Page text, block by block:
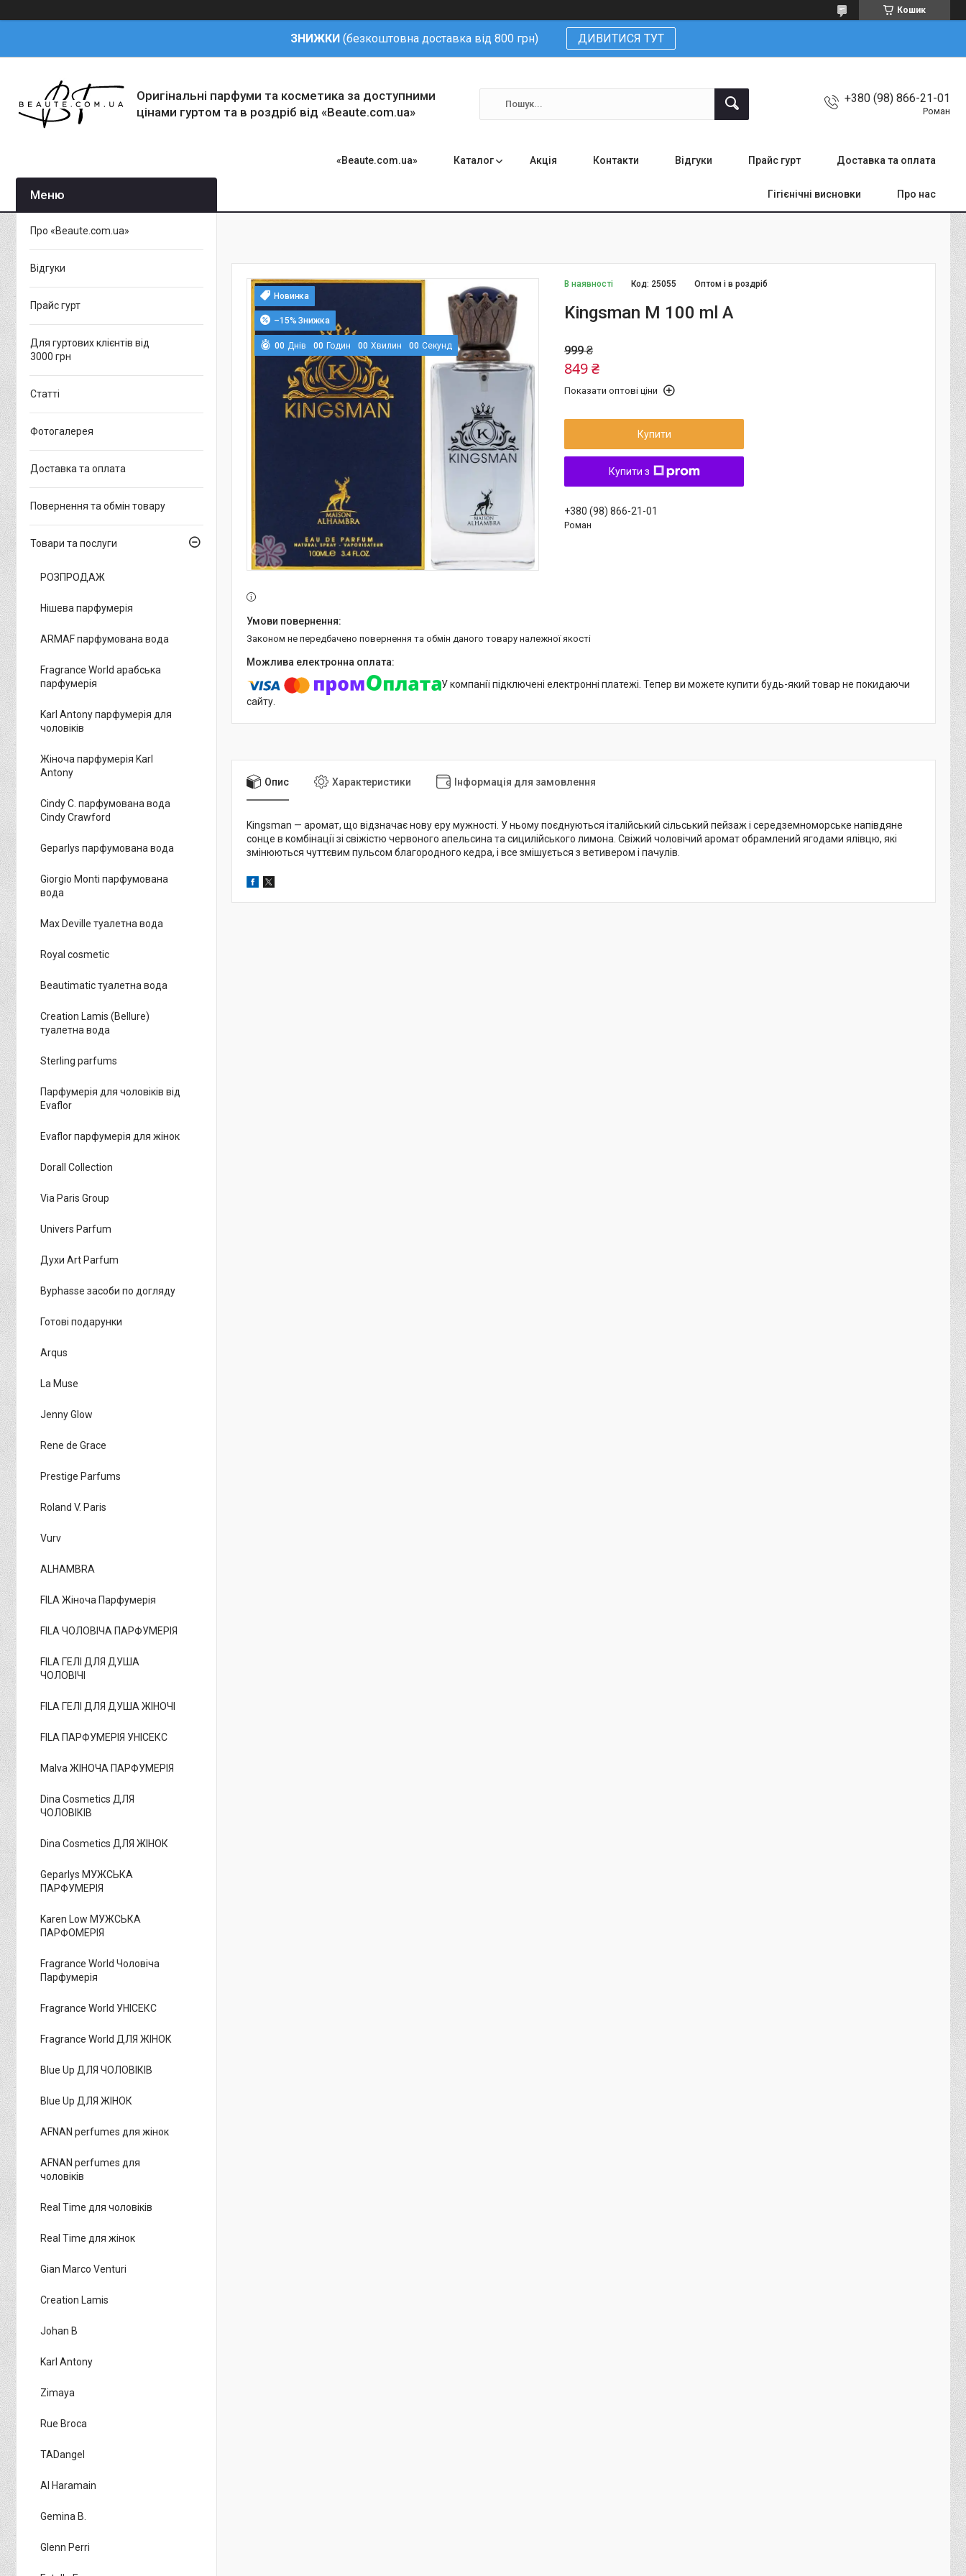
Кошик
ЗНИЖКИ (безкоштовна доставка від 800 грн) ДИВИТИСЯ ТУТ
Оригінальні парфуми та косметика за доступними
цінами гуртом та в роздріб від «Beaute.com.ua»
+380 (98) 866-21-01
Роман
«Beaute.com.ua» Каталог Акція Контакти Відгуки Прайс гурт Доставка та оплата
Гігієнічні висновки Про нас
Новинка
–15%
00 Днів 00 Годин 00 Хвилин 00 Секунд
В наявності Оптом і в роздріб
Код: 25055
Kingsman M 100 ml A
999 ₴
849 ₴
Показати оптові ціни
Купити
Купити з
+380 (98) 866-21-01
Роман
Законом не передбачено повернення та обмін даного товару належної якості
У компанії підключені електронні платежі. Тепер ви можете купити будь-який товар не покидаючи
сайту.
Опис Характеристики Інформація для замовлення
Kingsman — аромат, що відзначає нову еру мужності. У ньому поєднуються італійський сільський пейзаж і середземноморське напівдяне
сонце в комбінації зі свіжістю червоного апельсина та сицилійського лимона. Свіжий чоловічий аромат обрамлений ягодами ялівцю, які
змінюються чуттєвим пульсом благородного кедра, і все змішується з ветивером і пачулів.
Про «Beaute.com.ua»
Відгуки
Прайс гурт
Для гуртових клієнтів від
3000 грн
Статті
Фотогалерея
Доставка та оплата
Повернення та обмін товару
Товари та послуги
РОЗПРОДАЖ
Нішева парфумерія
ARMAF парфумована вода
Fragrance World арабська
парфумерія
Karl Antony парфумерія для
чоловіків
Жіноча парфумерія Karl
Antony
Cindy C. парфумована вода
Cindy Crawford
Geparlys парфумована вода
Giorgio Monti парфумована
вода
Max Deville туалетна вода
Royal cosmetic
Beautimatic туалетна вода
Creation Lamis (Bellure)
туалетна вода
Sterling parfums
Парфумерія для чоловіків від
Evaflor
Evaflor парфумерія для жінок
Dorall Collection
Via Paris Group
Univers Parfum
Духи Art Parfum
Byphasse засоби по догляду
Готові подарунки
Arqus
La Muse
Jenny Glow
Rene de Grace
Prestige Parfums
Roland V. Paris
Vurv
ALHAMBRA
FILA Жіноча Парфумерія
FILA ЧОЛОВІЧА ПАРФУМЕРІЯ
FILA ГЕЛІ ДЛЯ ДУША
ЧОЛОВІЧІ
FILA ГЕЛІ ДЛЯ ДУША ЖІНОЧІ
FILA ПАРФУМЕРІЯ УНІСЕКС
Malva ЖІНОЧА ПАРФУМЕРІЯ
Dina Cosmetics ДЛЯ
ЧОЛОВІКІВ
Dina Cosmetics ДЛЯ ЖІНОК
Geparlys МУЖСЬКА
ПАРФУМЕРІЯ
Karen Low МУЖСЬКА
ПАРФОМЕРІЯ
Fragrance World Чоловіча
Парфумерія
Fragrance World УНІСЕКС
Fragrance World ДЛЯ ЖІНОК
Blue Up ДЛЯ ЧОЛОВІКІВ
Blue Up ДЛЯ ЖІНОК
AFNAN perfumes для жінок
AFNAN perfumes для
чоловіків
Real Time для чоловіків
Real Time для жінок
Gian Marco Venturi
Creation Lamis
Johan B
Karl Antony
Zimaya
Rue Broca
TADangel
Al Haramain
Gemina B.
Glenn Perri